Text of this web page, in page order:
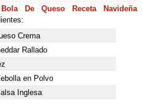
De Queso Receta Navideña
Crema
Rallado
en Polvo
Inglesa